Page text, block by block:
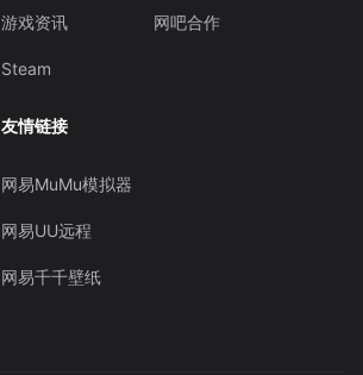
游戏资讯
Steam
网吧合作
友情链接
网易MuMu模拟器
网易UU远程
网易千千壁纸